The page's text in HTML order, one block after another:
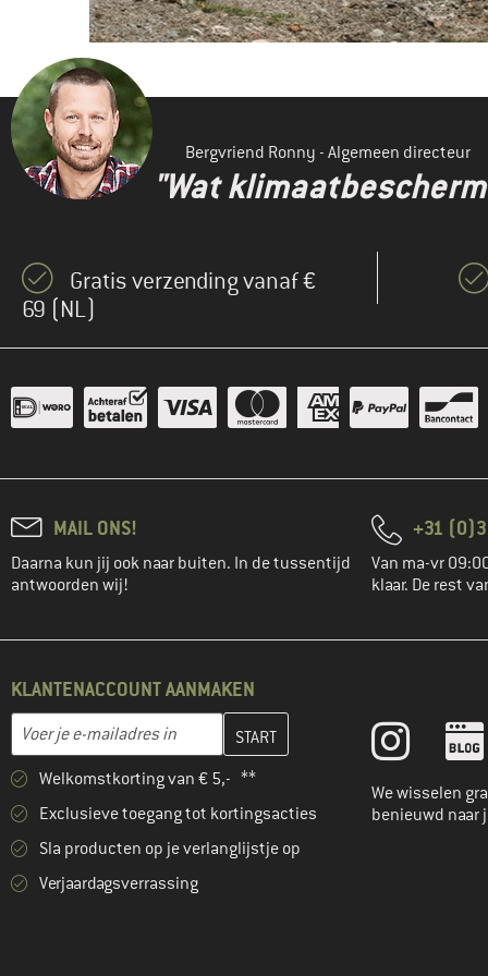
Bergvriend Ronny - Algemeen directeur
"Wat
Gratis verzending vanaf €
69 (NL)
MAIL ONS!
Daarna kun jij ook naar buiten. In de tussentijd
antwoorden wij!
+31
Van ma-vr
klaar. De rest
KLANTENACCOUNT AANMAKEN
E-mailadres
Vul je e-mailadres hier in en maak in de volgende stap je
Welkomstkorting van € 5,- **
Exclusieve toegang tot kortingsacties
Sla producten op je verlanglijstje op
Verjaardagsverrassing
We wisselen
benieuwd naar